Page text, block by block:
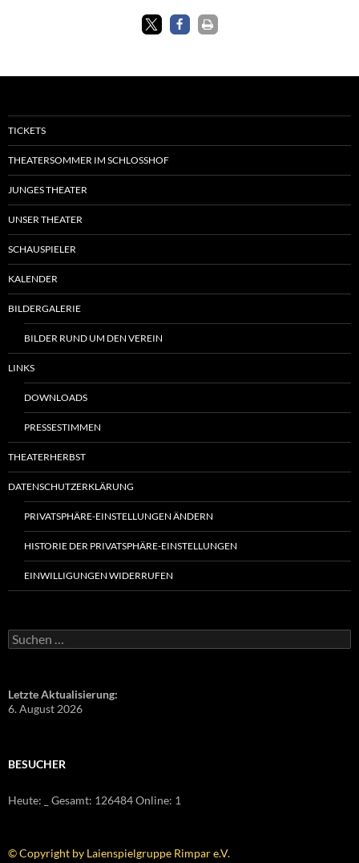
TICKETS
THEATERSOMMER IM SCHLOSSHOF
JUNGES THEATER
UNSER THEATER
SCHAUSPIELER
KALENDER
BILDERGALERIE
BILDER RUND UM DEN VEREIN
LINKS
DOWNLOADS
PRESSESTIMMEN
THEATERHERBST
DATENSCHUTZERKLÄRUNG
PRIVATSPHÄRE-EINSTELLUNGEN ÄNDERN
HISTORIE DER PRIVATSPHÄRE-EINSTELLUNGEN
EINWILLIGUNGEN WIDERRUFEN
Suchen
nach:
Letzte Aktualisierung:
6. August 2026
BESUCHER
Heute: Gesamt: 126484Online: 1
© Copyright by Laienspielgruppe Rimpar e.V.